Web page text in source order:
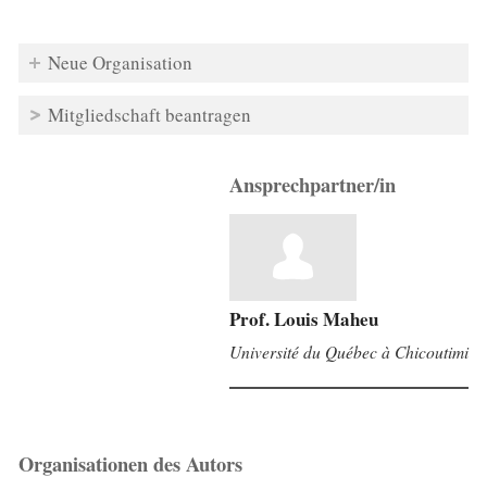
Neue Organisation
Mitgliedschaft beantragen
Ansprechpartner/in
Prof. Louis Maheu
Université du Québec à Chicoutimi
Organisationen des Autors